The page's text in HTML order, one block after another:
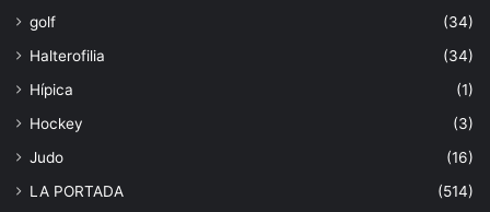
golf
(34)
Halterofilia
(34)
Hípica
(1)
Hockey
(3)
Judo
(16)
LA PORTADA
(514)